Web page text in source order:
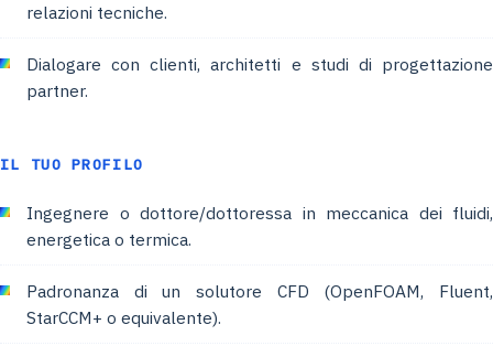
relazioni tecniche.
Dialogare con clienti, architetti e studi di progettazione
partner.
IL TUO PROFILO
Ingegnere o dottore/dottoressa in meccanica dei fluidi,
energetica o termica.
Padronanza di un solutore CFD (OpenFOAM, Fluent,
StarCCM+ o equivalente).